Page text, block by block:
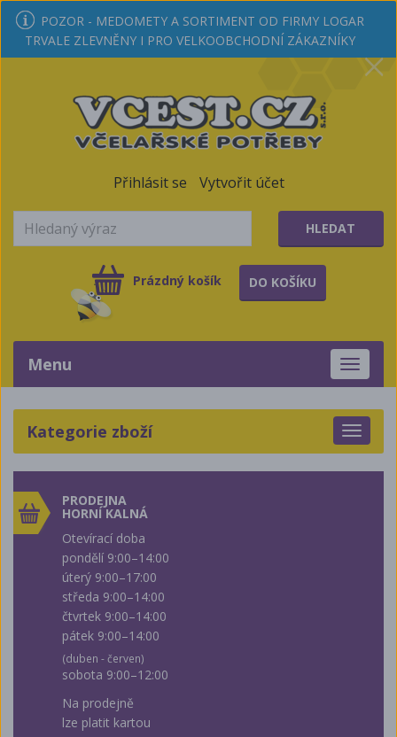
POZOR - MEDOMETY A SORTIMENT OD FIRMY LOGAR
TRVALE ZLEVNĚNY I PRO VELKOOBCHODNÍ ZÁKAZNÍKY
Přihlásit se Vytvořit účet
HLEDAT
Prázdný košík DO KOŠÍKU
Toggle
Menu
Toggle
Kategorie zboží
PRODEJNA
HORNÍ KALNÁ
Otevírací doba
pondělí 9:00–14:00
úterý 9:00–17:00
středa 9:00–14:00
čtvrtek 9:00–14:00
pátek 9:00–14:00
(duben - červen)
sobota 9:00–12:00
Na prodejně
lze platit kartou